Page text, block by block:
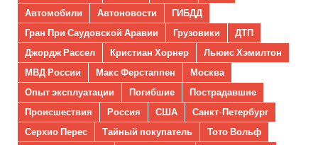
Автомобили
Автоновости
ГИБДД
Гран При Саудовской Аравии
Грузовики
ДТП
Джордж Рассел
Кристиан Хорнер
Льюис Хэмилтон
МВД России
Макс Ферстаппен
Москва
Опыт эксплуатации
Погибшие
Пострадавшие
Происшествия
Россия США
Санкт-Петербург
Серхио Перес
Тайный покупатель
Тото Вольф